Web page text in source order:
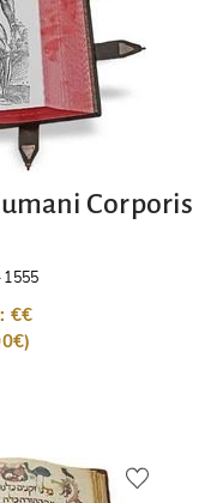
Corporis
1555
€€